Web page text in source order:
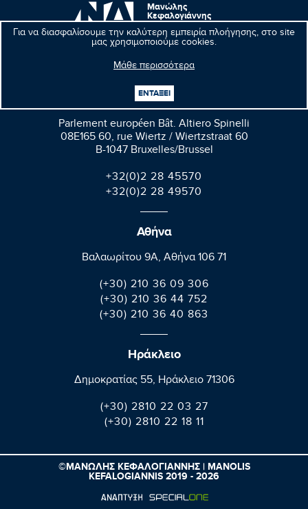
Για να διασφαλίσουμε την καλύτερη εμπειρία πλοήγησης, στο site
μας χρησιμοποιούμε cookies.
Μάθε περισσότερα
ΕΝΤΑΞΕΙ
Μανώλης
Κεφαλογιάννης
Ευρωβουλευτής
Βρυξέλλες
Parlement européen Bât. Altiero Spinelli
08E165 60, rue Wiertz / Wiertzstraat 60
B-1047 Bruxelles/Brussel
+32(0)2 28 45570
+32(0)2 28 49570
Αθήνα
Βαλαωρίτου 9A, Aθήνα 106 71
(+30) 210 36 09 306
(+30) 210 36 44 752
(+30) 210 36 40 863
Ηράκλειο
Δημοκρατίας 55, Ηράκλειο 71306
(+30) 2810 22 03 27
(+30) 2810 22 18 11
©ΜΑΝΩΛΗΣ ΚΕΦΑΛΟΓΙΑΝΝΗΣ | MANOLIS
KEFALOGIANNIS 2019 - 2026